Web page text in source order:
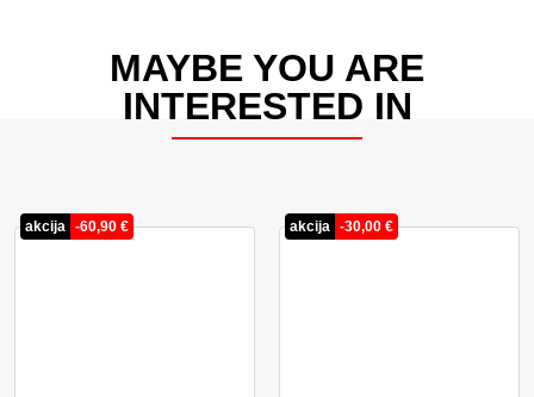
MAYBE YOU ARE
INTERESTED IN
akcija -60,90 € akcija -30,00 €